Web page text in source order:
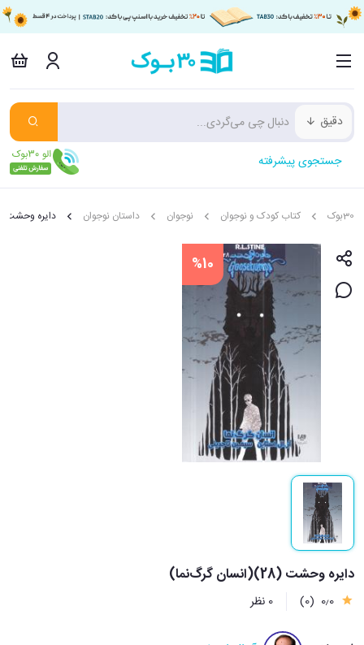
دقیق
جستجوی پیشرفته
30بوک کتاب کودک و نوجوان نوجوان داستان نوجوان دایره وحشت
%10
دایره وحشت (28)(انسان گرگ‌نما)
0٫0 (0) 0 نظر